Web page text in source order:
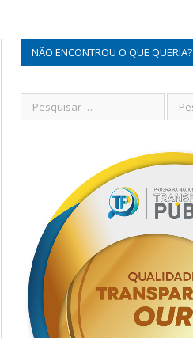
NÃO ENCONTROU O QUE QUERIA?